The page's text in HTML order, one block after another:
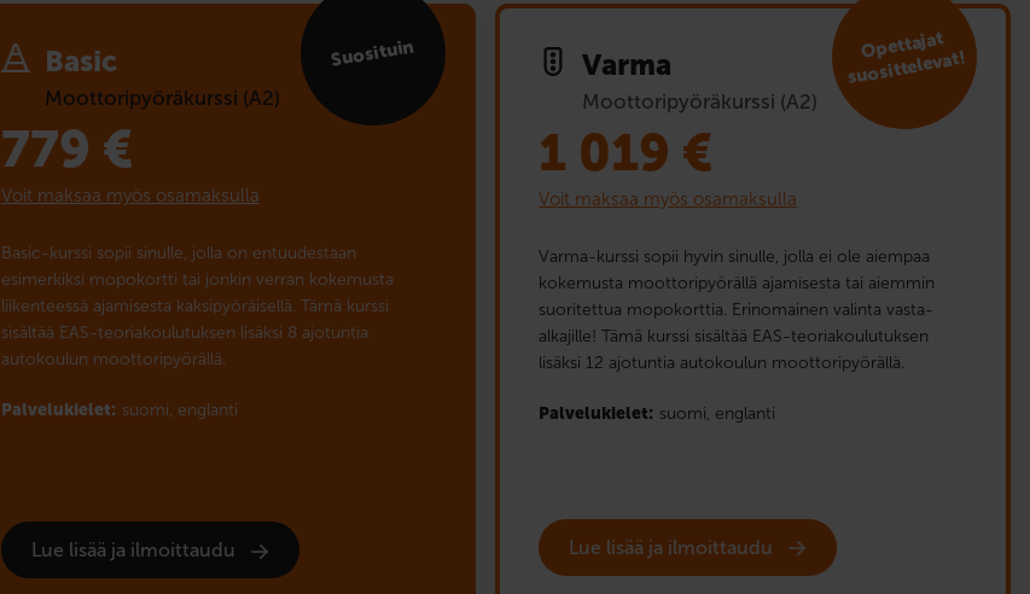
Basic
Moottoripyöräkurssi (A2)
Suosituin
779 €
Voit maksaa myös osamaksulla
Basic-kurssi sopii sinulle, jolla on entuudestaan
esimerkiksi mopokortti tai jonkin verran kokemusta
liikenteessä ajamisesta kaksipyöräisellä. Tämä kurssi
sisältää EAS-teoriakoulutuksen lisäksi 8 ajotuntia
autokoulun moottoripyörällä.
Palvelukielet: suomi, englanti
Lue lisää ja ilmoittaudu
Varma
Moottoripyöräkurssi (A2)
Opet­tajat
suosit­televat!
1 019 €
Voit maksaa myös osamaksulla
Varma-kurssi sopii hyvin sinulle, jolla ei ole aiempaa
kokemusta moottoripyörällä ajamisesta tai aiemmin
suoritettua mopokorttia. Erinomainen valinta vasta-
alkajille! Tämä kurssi sisältää EAS-teoriakoulutuksen
lisäksi 12 ajotuntia autokoulun moottoripyörällä.
Palvelukielet: suomi, englanti
Lue lisää ja ilmoittaudu